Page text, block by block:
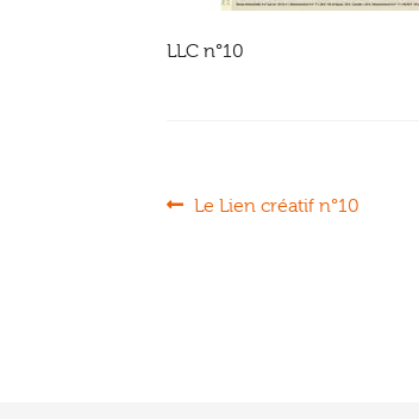
LLC n°10
Navigation
Article
Le Lien créatif n°10